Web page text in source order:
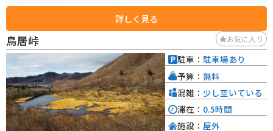
売所では、新鮮な野菜や果物を購入できます。特に、地元産のこんにゃくは
おすすめです。バイクで訪れる際は、駐車場も広く、休憩場所としても最適
です。 周辺には、赤城山や榛名湖などの観光スポットもあり、ツーリングの
拠点としてもおすすめです。
詳しく見る
鳥居峠 お気に入り
駐車： 駐車場あり
予算： 無料
混雑： 少し空いている
滞在： 0.5時間
施設： 屋外